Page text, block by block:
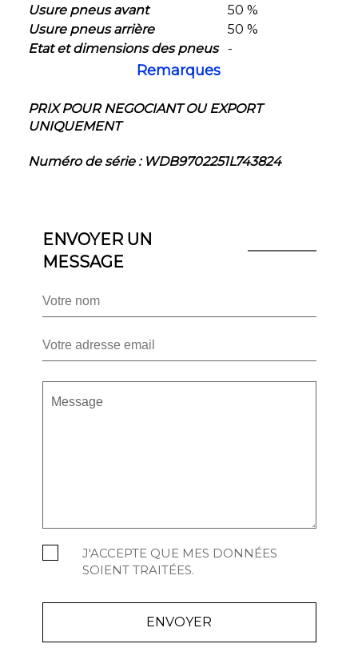
Usure pneus avant
50 %
Usure pneus arrière
50 %
Etat et dimensions des pneus
-
Remarques
PRIX POUR NEGOCIANT OU EXPORT
UNIQUEMENT
Numéro de série : WDB9702251L743824
ENVOYER UN
MESSAGE
J'ACCEPTE QUE MES DONNÉES
SOIENT TRAITÉES.
ENVOYER